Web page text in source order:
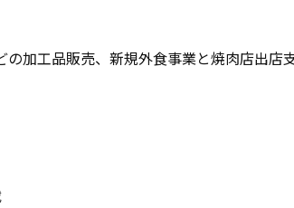
加工品販売、新規外食事業と焼肉店出店